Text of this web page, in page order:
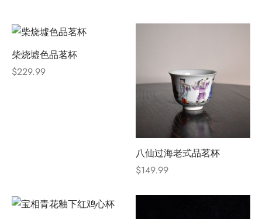
柴烧墟色品茗杯
$229.99
八仙过海老式品茗杯
$149.99